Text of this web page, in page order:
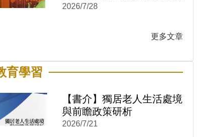
2026/7/28
更多文章
育學習
【書介】獨居老人生活處境
與前瞻政策研析
2026/7/21